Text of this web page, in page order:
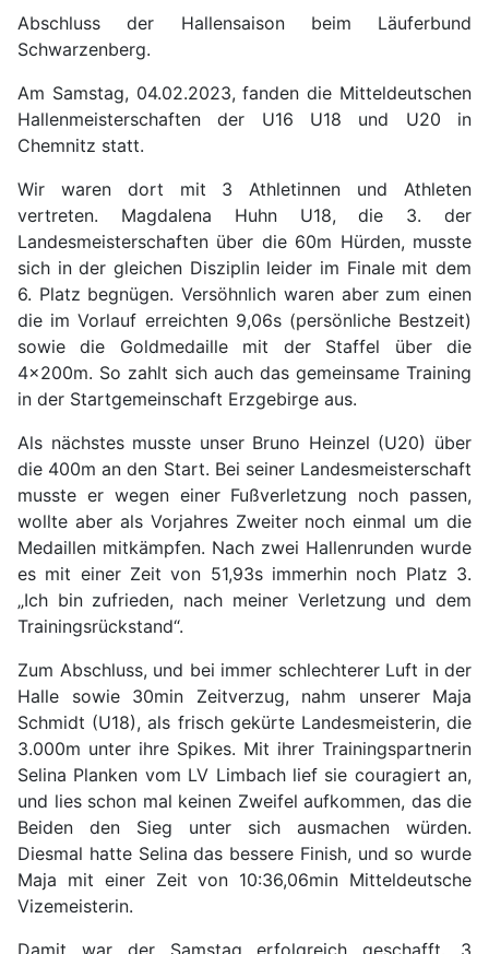
Abschluss der Hallensaison beim Läuferbund
Schwarzenberg.
Am Samstag, 04.02.2023, fanden die Mitteldeutschen
Hallenmeisterschaften der U16 U18 und U20 in
Chemnitz statt.
Wir waren dort mit 3 Athletinnen und Athleten
vertreten. Magdalena Huhn U18, die 3. der
Landesmeisterschaften über die 60m Hürden, musste
sich in der gleichen Disziplin leider im Finale mit dem
6. Platz begnügen. Versöhnlich waren aber zum einen
die im Vorlauf erreichten 9,06s (persönliche Bestzeit)
sowie die Goldmedaille mit der Staffel über die
4x200m. So zahlt sich auch das gemeinsame Training
in der Startgemeinschaft Erzgebirge aus.
Als nächstes musste unser Bruno Heinzel (U20) über
die 400m an den Start. Bei seiner Landesmeisterschaft
musste er wegen einer Fußverletzung noch passen,
wollte aber als Vorjahres Zweiter noch einmal um die
Medaillen mitkämpfen. Nach zwei Hallenrunden wurde
es mit einer Zeit von 51,93s immerhin noch Platz 3.
„Ich bin zufrieden, nach meiner Verletzung und dem
Trainingsrückstand“.
Zum Abschluss, und bei immer schlechterer Luft in der
Halle sowie 30min Zeitverzug, nahm unserer Maja
Schmidt (U18), als frisch gekürte Landesmeisterin, die
3.000m unter ihre Spikes. Mit ihrer Trainingspartnerin
Selina Planken vom LV Limbach lief sie couragiert an,
und lies schon mal keinen Zweifel aufkommen, das die
Beiden den Sieg unter sich ausmachen würden.
Diesmal hatte Selina das bessere Finish, und so wurde
Maja mit einer Zeit von 10:36,06min Mitteldeutsche
Vizemeisterin.